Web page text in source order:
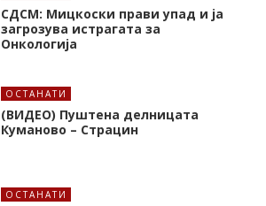
СДСМ: Мицкоски прави упад и ја
загрозува истрагата за
Онкологија
ОСТАНАТИ
(ВИДЕО) Пуштена делницата
Куманово – Страцин
ОСТАНАТИ